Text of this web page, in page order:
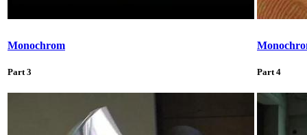
Monochrom
Part 3 Part 4